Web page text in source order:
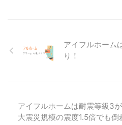
アイフルホーム
り！
アイフルホームは耐震等級3
大震災規模の震度1.5倍でも倒